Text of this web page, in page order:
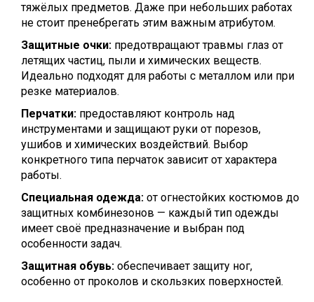
тяжёлых предметов. Даже при небольших работах
не стоит пренебрегать этим важным атрибутом.
Защитные очки: предотвращают травмы глаз от
летящих частиц, пыли и химических веществ.
Идеально подходят для работы с металлом или при
резке материалов.
Перчатки: предоставляют контроль над
инструментами и защищают руки от порезов,
ушибов и химических воздействий. Выбор
конкретного типа перчаток зависит от характера
работы.
Специальная одежда: от огнестойких костюмов до
защитных комбинезонов — каждый тип одежды
имеет своё предназначение и выбран под
особенности задач.
Защитная обувь: обеспечивает защиту ног,
особенно от проколов и скользких поверхностей.